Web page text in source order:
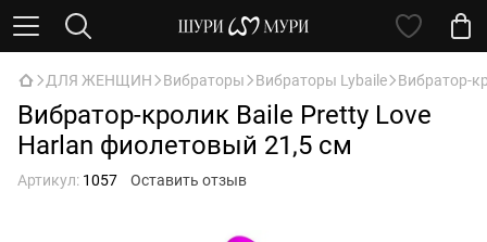
ДЛЯ ЖЕНЩИН Вибраторы Вибраторы Lybaile Вибратор-
Вибратор-кролик Baile Pretty Love
Harlan фиолетовый 21,5 см
Артикул: 1057 Оставить отзыв